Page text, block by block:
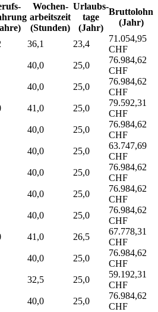
Wochen­
arbeitszeit
(Stunden)
Urlaubs­
tage
(Jahr)
Bruttolohn
(Jahr)
36,1 23,4
71.054,95
CHF
40,0 25,0
76.984,62
CHF
40,0 25,0
76.984,62
CHF
41,0 25,0
79.592,31
CHF
40,0 25,0
76.984,62
CHF
40,0 25,0
63.747,69
CHF
40,0 25,0
76.984,62
CHF
40,0 25,0
76.984,62
CHF
40,0 25,0
76.984,62
CHF
41,0 26,5
67.778,31
CHF
40,0 25,0
76.984,62
CHF
32,5 25,0
59.192,31
CHF
40,0 25,0
76.984,62
CHF